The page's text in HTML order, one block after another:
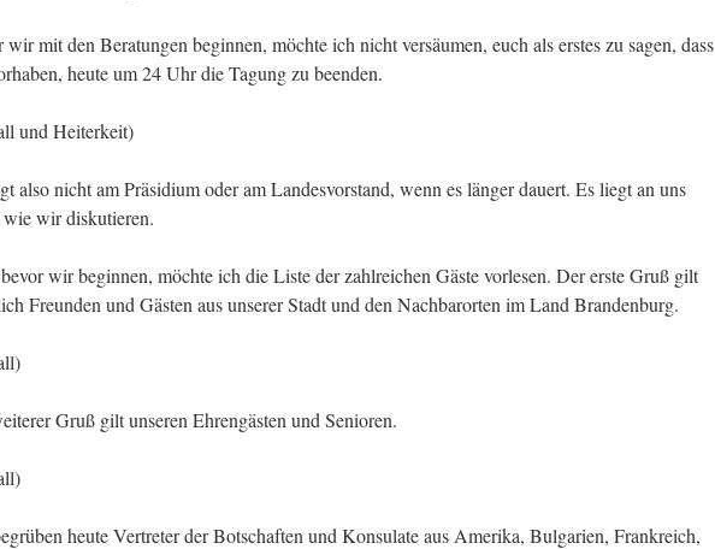
wir mit den Beratungen beginnen, möchte ich nicht versäumen, euch als erstes zu sagen, dass
heute um 24 Uhr die Tagung zu beenden.
und Heiterkeit)
also nicht am Präsidium oder am Landesvorstand, wenn es länger dauert. Es liegt an uns
wir diskutieren.
wir beginnen, möchte ich die Liste der zahlreichen Gäste vorlesen. Der erste Gruß gilt
Freunden und Gästen aus unserer Stadt und den Nachbarorten im Land Brandenburg.
Gruß gilt unseren Ehrengästen und Senioren.
heute Vertreter der Botschaften und Konsulate aus Amerika, Bulgarien, Frankreich,